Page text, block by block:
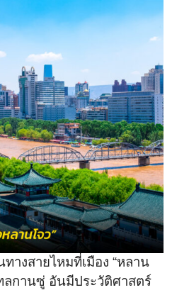
างสายไหมที่เมือง “หลาน
ลกานซู่ อันมีประวัติศาสตร์